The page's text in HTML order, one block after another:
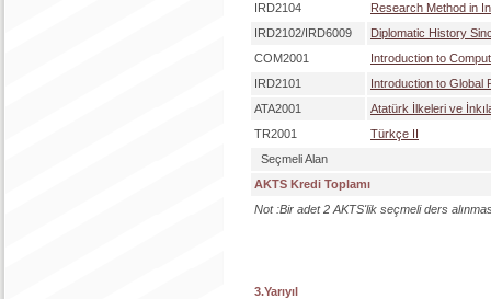
IRD2104
Research Method in
IRD2102/IRD6009
Diplomatic History
COM2001
Introduction to
IRD2101
Introduction to Global
ATA2001
Atatürk İlkeleri ve
TR2001
Türkçe II
Seçmeli Alan
AKTS Kredi Toplamı
Not :Bir adet 2 AKTS'lik seçmeli ders
3.Yarıyıl